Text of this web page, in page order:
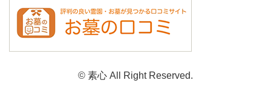
© 素心 All Right Reserved.